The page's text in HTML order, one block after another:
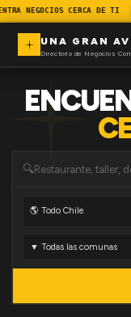
NEGOCIOS CERCA DE TI
UNA GRAN
Directorio de Negocios
🔍